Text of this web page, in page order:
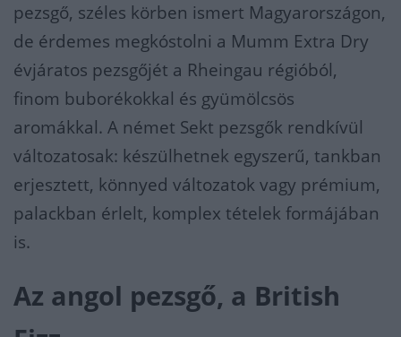
pezsgő, széles körben ismert Magyarországon,
de érdemes megkóstolni a Mumm Extra Dry
évjáratos pezsgőjét a Rheingau régióból,
finom buborékokkal és gyümölcsös
aromákkal.​ A német Sekt pezsgők rendkívül
változatosak: készülhetnek egyszerű, tankban
erjesztett, könnyed változatok vagy prémium,
palackban érlelt, komplex tételek formájában
is.
Az angol pezsgő, a British